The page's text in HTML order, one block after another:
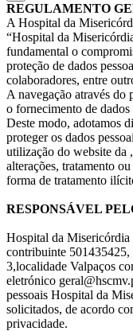
REGULAMENTO
A Hospital da
“Hospital da
fundamental o
proteção de dados
colaboradores, entre
A navegação através do
o fornecimento de dados
Deste modo, adotamos
proteger os dados
utilização do website da
alterações, tratamento
forma de tratamento
RESPONSÁVEL
Hospital da Misericórdia
contribuinte 501435425,
3,localidade Valpaços
eletrónico
pessoais Hospital da
solicitados, de acordo
privacidade.